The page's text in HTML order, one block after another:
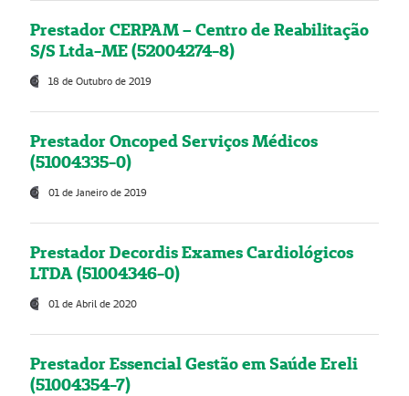
Prestador CERPAM – Centro de Reabilitação
S/S Ltda-ME (52004274-8)
18 de Outubro de 2019
Prestador Oncoped Serviços Médicos
(51004335-0)
01 de Janeiro de 2019
Prestador Decordis Exames Cardiológicos
LTDA (51004346-0)
01 de Abril de 2020
Prestador Essencial Gestão em Saúde Ereli
(51004354-7)